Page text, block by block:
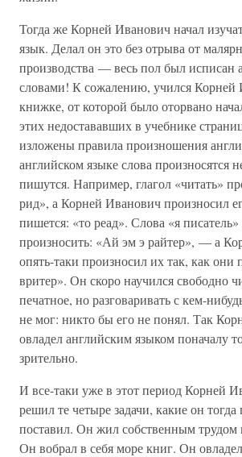
Тогда же Корней Иванович начал
язык. Делал он это без отрыва от
производства — весь пол был исписан
словами! К сожалению, учился Корней
книжке, от которой было оторвано
этих недостававших в учебнике
изложены правила произношения
английском языке слова произносятся
пишутся. Например, глагол «читать»
рид», а Корней Иванович произносил
пишется: «то реад». Слова «я
произносить: «Ай эм э райтер», — а
опять-таки произносил их так, как
вритер». Он скоро научился свободно
печатное, но разговаривать с кем-
не мог: никто бы его не понял. Так
овладел английским языком поначалу
зрительно.
И все-таки уже в этот период Корней
решил те четыре задачи, какие он тогда
поставил. Он жил собственным трудом
Он вобрал в себя море книг. Он